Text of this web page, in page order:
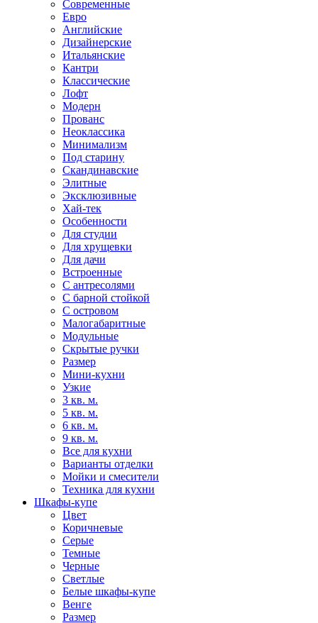
Современные
Евро
Английские
Дизайнерские
Итальянские
Кантри
Классические
Лофт
Модерн
Прованс
Неоклассика
Минимализм
Под старину
Скандинавские
Элитные
Эксклюзивные
Хай-тек
Особенности
Для студии
Для хрущевки
Для дачи
Встроенные
С антресолями
С барной стойкой
С островом
Малогабаритные
Модульные
Скрытые ручки
Размер
Мини-кухни
Узкие
3 кв. м.
5 кв. м.
6 кв. м.
9 кв. м.
Все для кухни
Варианты отделки
Мойки и смесители
Техника для кухни
Шкафы-купе
Цвет
Коричневые
Серые
Темные
Черные
Светлые
Белые шкафы-купе
Венге
Размер